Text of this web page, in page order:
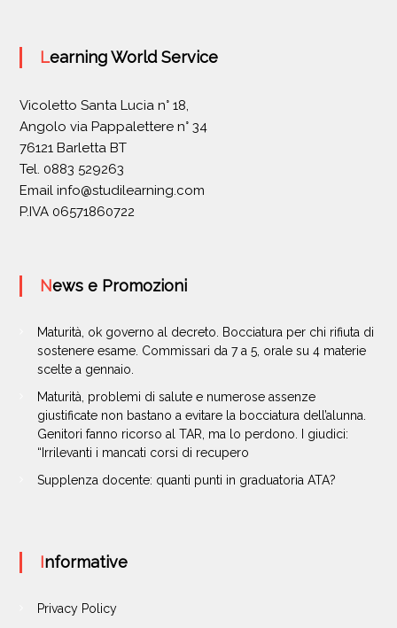
Learning World Service
Vicoletto Santa Lucia n° 18,
Angolo via Pappalettere n° 34
76121 Barletta BT
Tel. 0883 529263
Email info@studilearning.com
P.IVA 06571860722
News e Promozioni
Maturità, ok governo al decreto. Bocciatura per chi rifiuta di
sostenere esame. Commissari da 7 a 5, orale su 4 materie
scelte a gennaio.
Maturità, problemi di salute e numerose assenze
giustificate non bastano a evitare la bocciatura dell’alunna.
Genitori fanno ricorso al TAR, ma lo perdono. I giudici:
“Irrilevanti i mancati corsi di recupero
Supplenza docente: quanti punti in graduatoria ATA?
Informative
Privacy Policy